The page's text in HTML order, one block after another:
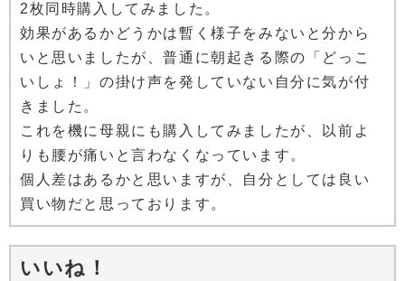
2枚同時購入してみました。
効果があるかどうかは暫く様子をみないと分から
いと思いましたが、普通に朝起きる際の「どっこ
いしょ！」の掛け声を発していない自分に気が付
きました。
これを機に母親にも購入してみましたが、以前よ
りも腰が痛いと言わなくなっています。
個人差はあるかと思いますが、自分としては良い
買い物だと思っております。
いいね！